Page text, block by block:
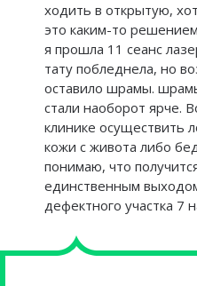
ходить в открытую,
это каким-то
я прошла 11 сеанс
тату побледнела, но
оставило шрамы.
стали наоборот ярче.
клинике осуществить
кожи с живота либо
понимаю, что
единственным
дефектного участка 7